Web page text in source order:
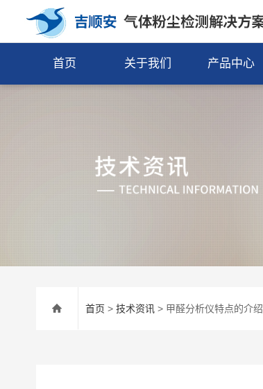
首页 关于我们 产品中心
首页 > 技术资讯 > 甲醛分析仪特点的介绍